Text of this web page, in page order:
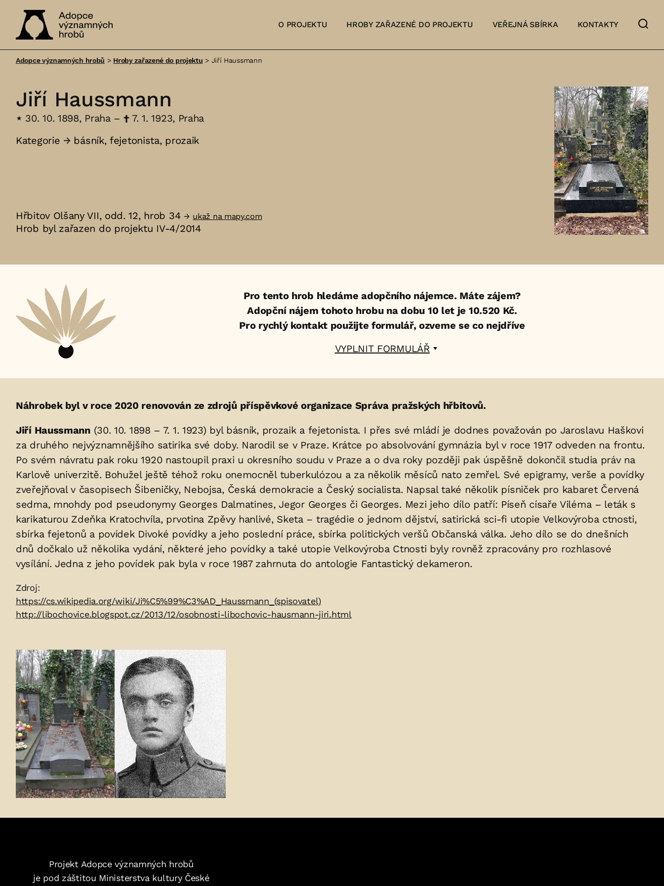
významných
O PROJEKTU HROBY ZAŘAZENÉ DO PROJEKTU VEŘEJNÁ SBÍRKA KONTAKTY
Adopce významných hrobů > Hroby zařazené do projektu > Jiří Haussmann
Jiří Haussmann
⋆ 30. 10. 1898, Praha – †7. 1. 1923, Praha
Kategorie → básník,fejetonista, prozaik
Hřbitov Olšany VII, odd. 12, hrob 34 → ukaž na mapy.com
Hrob byl zařazen do projektu IV-4/2014
Pro tento hrob hledáme adopčního nájemce. Máte zájem?
Adopční nájem tohoto hrobu na dobu 10 let je 10.520 Kč.
Pro rychlý kontakt použijte formulář, ozveme se co nejdříve
VYPLNIT FORMULÁŘ
Životopis
osoby/osob
uložených
v
hrobu:
Náhrobek byl v roce 2020 renovován ze zdrojů příspěvkové organizace Správa pražských hřbitovů.
Jiří Haussmann(30. 10. 1898 – 7. 1. 1923) byl básník, prozaik a fejetonista. I přes své mládí je dodnes považován po Jaroslavu Haškovi
za druhého nejvýznamnějšího satirika své doby. Narodil se v Praze. Krátce po absolvování gymnázia byl v roce 1917 odveden na frontu.
Po svém návratu pak roku 1920 nastoupil praxi u okresního soudu v Praze a o dva roky později pak úspěšně dokončil studia práv na
Karlově univerzitě. Bohužel ještě téhož roku onemocněl tuberkulózou a za několik měsíců nato zemřel. Své epigramy, verše a povídky
zveřejňoval v časopisech Šibeničky, Nebojsa, Česká demokracie a Český socialista. Napsal také několik písniček pro kabaret Červená
sedma, mnohdy pod pseudonymy Georges Dalmatines, Jegor Georges či Georges. Mezi jeho dílo patří: Píseň císaře Viléma – leták s
karikaturou Zdeňka Kratochvíla, prvotina Zpěvy hanlivé, Sketa – tragédie o jednom dějství, satirická sci-fi utopie Velkovýroba ctnosti,
sbírka fejetonů a povídek Divoké povídky a jeho poslední práce, sbírka politických veršů Občanská válka. Jeho dílo se do dnešních
dnů dočkalo už několika vydání, některé jeho povídky a také utopie Velkovýroba Ctnosti byly rovněž zpracovány pro rozhlasové
vysílání. Jedna z jeho povídek pak byla v roce 1987 zahrnuta do antologie Fantastický dekameron.
Zdroje:
Zdroj:
https://cs.wikipedia.org/wiki/Ji%C5%99%C3%AD_Haussmann_(spisovatel)
http://libochovice.blogspot.cz/2013/12/osobnosti-libochovic-hausmann-jiri.html
Fotogalerie:
Projekt Adopce významných hrobů
je pod záštitou Ministerstva kultury České